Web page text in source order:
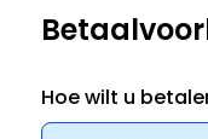
Hoe wilt u